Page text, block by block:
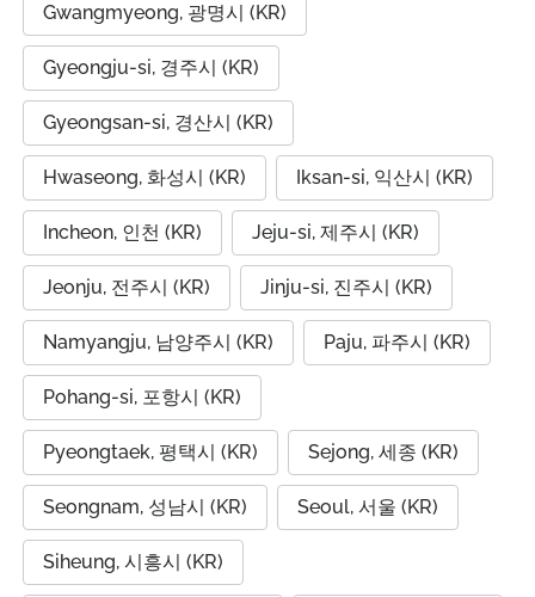
Gwangmyeong, 광명시 (KR)
Gyeongju-si, 경주시 (KR)
Gyeongsan-si, 경산시 (KR)
Hwaseong, 화성시 (KR) Iksan-si, 익산시 (KR)
Incheon, 인천 (KR) Jeju-si, 제주시 (KR)
Jeonju, 전주시 (KR) Jinju-si, 진주시 (KR)
Namyangju, 남양주시 (KR) Paju, 파주시 (KR)
Pohang-si, 포항시 (KR)
Pyeongtaek, 평택시 (KR) Sejong, 세종 (KR)
Seongnam, 성남시 (KR) Seoul, 서울 (KR)
Siheung, 시흥시 (KR)